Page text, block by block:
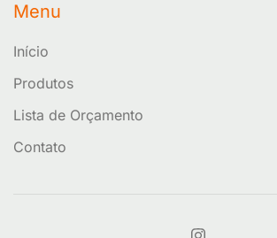
Menu
Início
Produtos
Lista de Orçamento
Contato